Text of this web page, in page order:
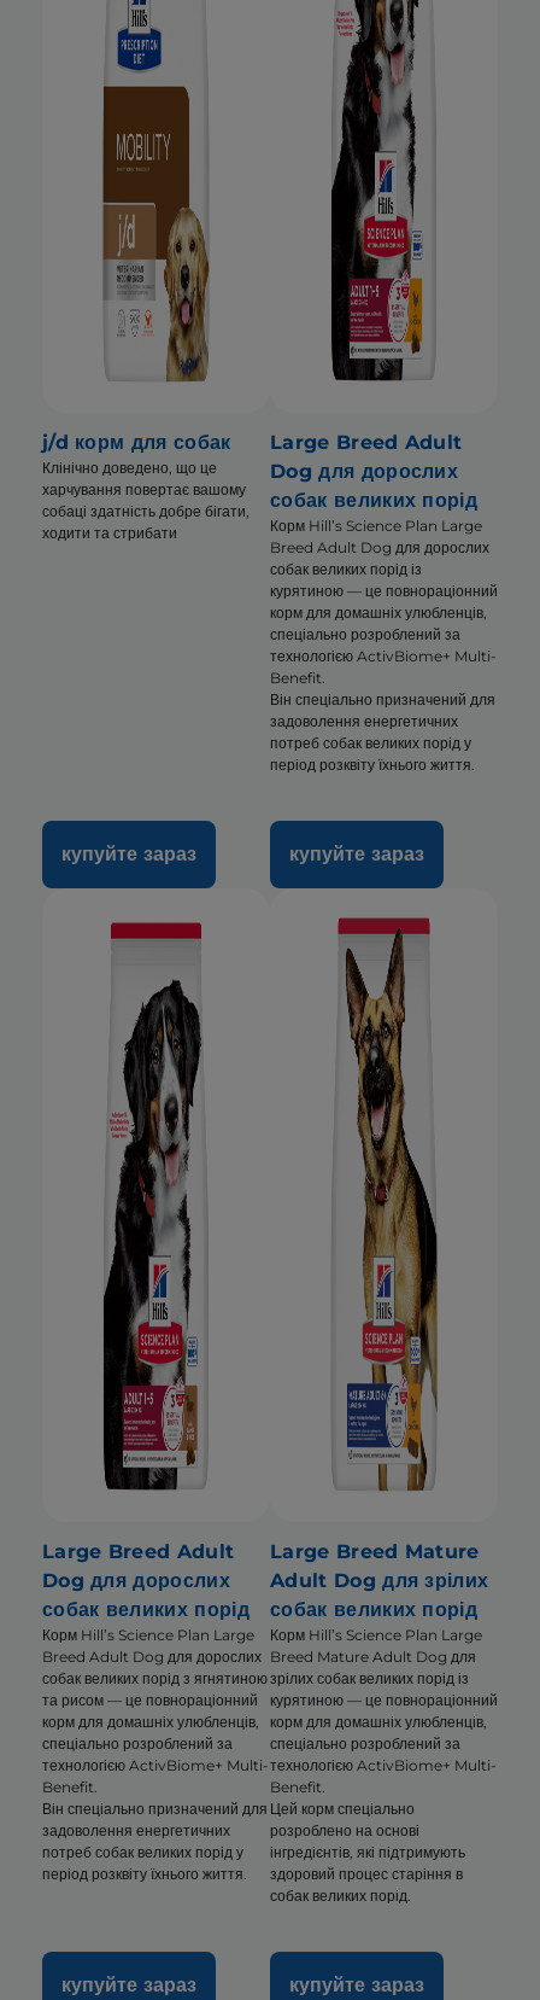
j/d корм для собак
Клінічно доведено, що це
харчування повертає вашому
собаці здатність добре бігати,
ходити та стрибати
купуйте зараз
Large Breed Adult
Dog для дорослих
собак великих порід
Корм Hill’s Science Plan Large
Breed Adult Dog для дорослих
собак великих порід із
курятиною — це повнораціонний
корм для домашніх улюбленців,
спеціально розроблений за
технологією ActivBiome+ Multi-
Benefit.
Він спеціально призначений для
задоволення енергетичних
потреб собак великих порід у
період розквіту їхнього життя.
купуйте зараз
Large Breed Adult
Dog для дорослих
собак великих порід
Корм Hill’s Science Plan Large
Breed Adult Dog для дорослих
собак великих порід з ягнятиною
та рисом — це повнораціонний
корм для домашніх улюбленців,
спеціально розроблений за
технологією ActivBiome+ Multi-
Benefit.
Він спеціально призначений для
задоволення енергетичних
потреб собак великих порід у
період розквіту їхнього життя.
купуйте зараз
Large Breed Mature
Adult Dog для зрілих
собак великих порід
Корм Hill’s Science Plan Large
Breed Mature Adult Dog для
зрілих собак великих порід із
курятиною — це повнораціонний
корм для домашніх улюбленців,
спеціально розроблений за
технологією ActivBiome+ Multi-
Benefit.
Цей корм спеціально
розроблено на основі
інгредієнтів, які підтримують
здоровий процес старіння в
собак великих порід.
купуйте зараз